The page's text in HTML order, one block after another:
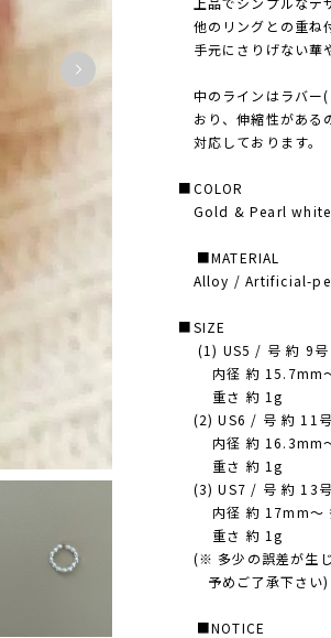
他のリングとの重ね
手元にさりげない華
中のラインはラバー(
おり、伸縮性がある
対応しております。
■COLOR
Gold & Pearl white
■MATERIAL
Alloy / Artificial-
■SIZE
(1) US5 / 号 約 9号
内径 約 15.7mm〜
重さ 約 1g
(2) US6 / 号 約 11号
内径 約 16.3mm〜
重さ 約 1g
(3) US7 / 号 約 13号
内径 約 17mm〜
重さ 約 1g
(※ 多少の誤差が生じ
予めご了承下さい)
■NOTICE